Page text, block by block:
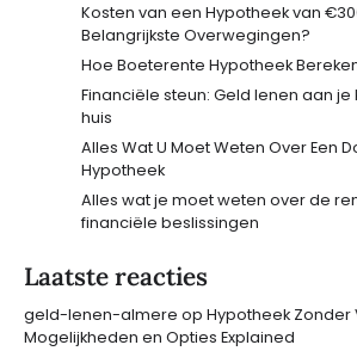
Kosten van een Hypotheek van
Belangrijkste Overwegingen?
Hoe Boeterente Hypotheek
Financiële steun: Geld lenen aan
huis
Alles Wat U Moet Weten Over Een
Hypotheek
Alles wat je moet weten over de
financiële beslissingen
Laatste reacties
geld-lenen-almere op Hypotheek Zonder
Mogelijkheden en Opties Explained